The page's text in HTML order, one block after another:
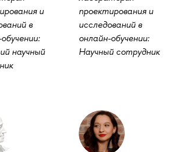
и
в
научный
проектирования и
исследований в
онлайн-обучении:
Научный сотрудник